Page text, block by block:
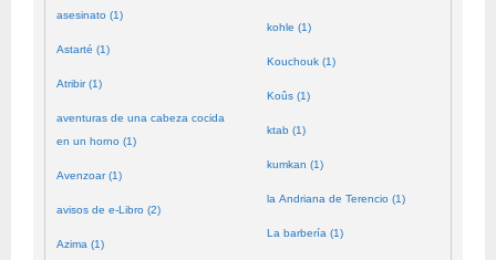
asesinato (1)
Astarté (1)
Atribir (1)
aventuras de una cabeza cocida
en un horno (1)
Avenzoar (1)
avisos de e-Libro (2)
Azima (1)
kohle (1)
Kouchouk (1)
Koûs (1)
ktab (1)
kumkan (1)
la Andriana de Terencio (1)
La barbería (1)